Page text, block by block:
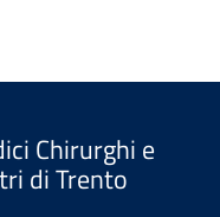
Chirurghi e
di Trento